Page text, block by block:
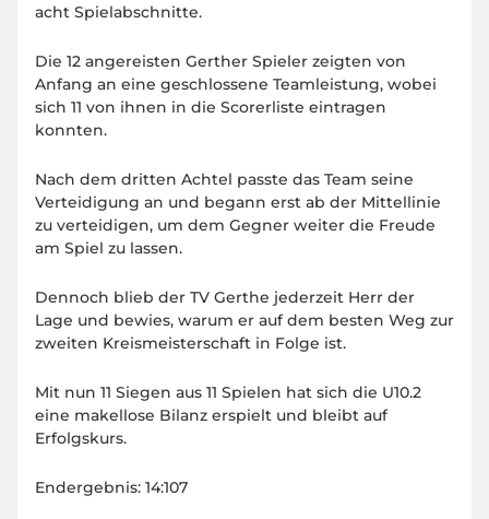
acht Spielabschnitte.
Die 12 angereisten Gerther Spieler zeigten von
Anfang an eine geschlossene Teamleistung, wobei
sich 11 von ihnen in die Scorerliste eintragen
konnten.
Nach dem dritten Achtel passte das Team seine
Verteidigung an und begann erst ab der Mittellinie
zu verteidigen, um dem Gegner weiter die Freude
am Spiel zu lassen.
Dennoch blieb der TV Gerthe jederzeit Herr der
Lage und bewies, warum er auf dem besten Weg zur
zweiten Kreismeisterschaft in Folge ist.
Mit nun 11 Siegen aus 11 Spielen hat sich die U10.2
eine makellose Bilanz erspielt und bleibt auf
Erfolgskurs.
Endergebnis: 14:107